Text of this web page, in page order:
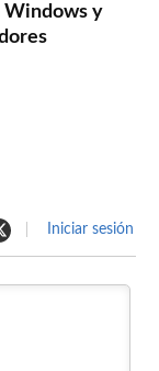
Windows y
Iniciar sesión